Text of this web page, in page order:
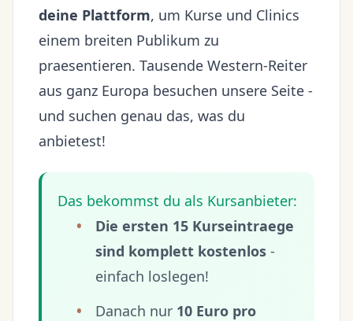
deine Plattform, um Kurse und Clinics
einem breiten Publikum zu
praesentieren. Tausende Western-Reiter
aus ganz Europa besuchen unsere Seite -
und suchen genau das, was du
anbietest!
Das bekommst du als Kursanbieter:
Die ersten 15 Kurseintraege
sind komplett kostenlos -
einfach loslegen!
Danach nur 10 Euro pro